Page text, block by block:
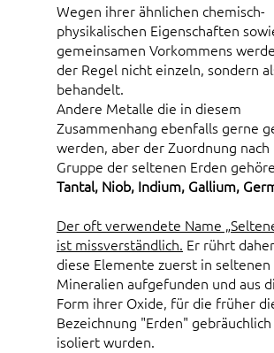
Wegen ihrer ähnlichen chemisch-
physikalischen Eigenschaften
gemeinsamen Vorkommens
der Regel nicht einzeln, sondern
behandelt.
Andere Metalle die in diesem
Zusammenhang ebenfalls gerne
werden, aber der Zuordnung
Gruppe der seltenen Erden
Tantal, Niob, Indium, Gallium,
Der oft verwendete Name
ist missverständlich. Er rührt
diese Elemente zuerst in seltenen
Mineralien aufgefunden und aus
Form ihrer Oxide, für die früher
Bezeichnung "Erden" gebräuchlich
isoliert wurden.